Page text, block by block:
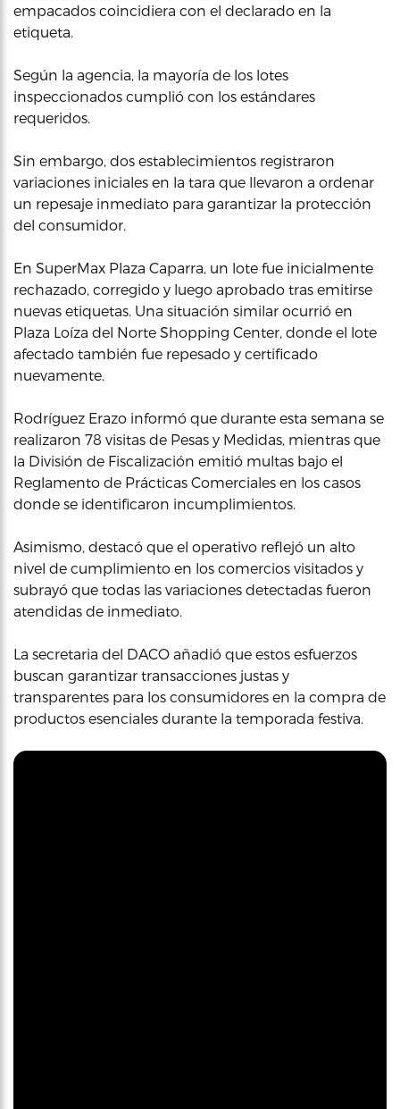
empacados coincidiera con el declarado en la
etiqueta.
Según la agencia, la mayoría de los lotes
inspeccionados cumplió con los estándares
requeridos.
Sin embargo, dos establecimientos registraron
variaciones iniciales en la tara que llevaron a ordenar
un repesaje inmediato para garantizar la protección
del consumidor.
En SuperMax Plaza Caparra, un lote fue inicialmente
rechazado, corregido y luego aprobado tras emitirse
nuevas etiquetas. Una situación similar ocurrió en
Plaza Loíza del Norte Shopping Center, donde el lote
afectado también fue repesado y certificado
nuevamente.
Rodríguez Erazo informó que durante esta semana se
realizaron 78 visitas de Pesas y Medidas, mientras que
la División de Fiscalización emitió multas bajo el
Reglamento de Prácticas Comerciales en los casos
donde se identificaron incumplimientos.
Asimismo, destacó que el operativo reflejó un alto
nivel de cumplimiento en los comercios visitados y
subrayó que todas las variaciones detectadas fueron
atendidas de inmediato.
La secretaria del DACO añadió que estos esfuerzos
buscan garantizar transacciones justas y
transparentes para los consumidores en la compra de
productos esenciales durante la temporada festiva.